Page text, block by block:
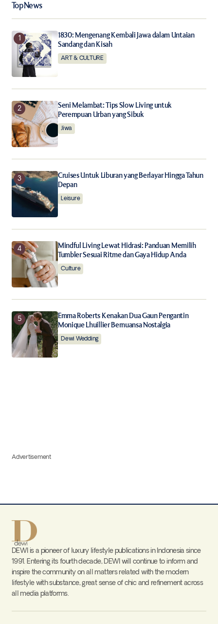
Top News
1830: Mengenang Kembali Jawa dalam Untaian
Sandang dan Kisah
ART & CULTURE
Seni Melambat: Tips Slow Living untuk
Perempuan Urban yang Sibuk
Jiwa
Cruises Untuk Liburan yang Berlayar Hingga Tahun
Depan
Leisure
Mindful Living Lewat Hidrasi: Panduan Memilih
Tumbler Sesuai Ritme dan Gaya Hidup Anda
Culture
Emma Roberts Kenakan Dua Gaun Pengantin
Monique Lhuillier Bernuansa Nostalgia
Dewi Wedding
Advertisement
DEWI is a pioneer of luxury lifestyle publications in Indonesia since
1991. Entering its fourth decade, DEWI will continue to inform and
inspire the community on all matters related with the modern
lifestyle with substance, great sense of chic and refinement across
all media platforms.